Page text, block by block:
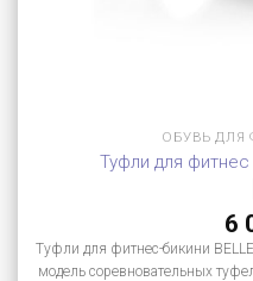
ОБУВЬ ДЛЯ
Туфли для фитнес
6
Туфли для фитнес-бикини
модель соревновательных